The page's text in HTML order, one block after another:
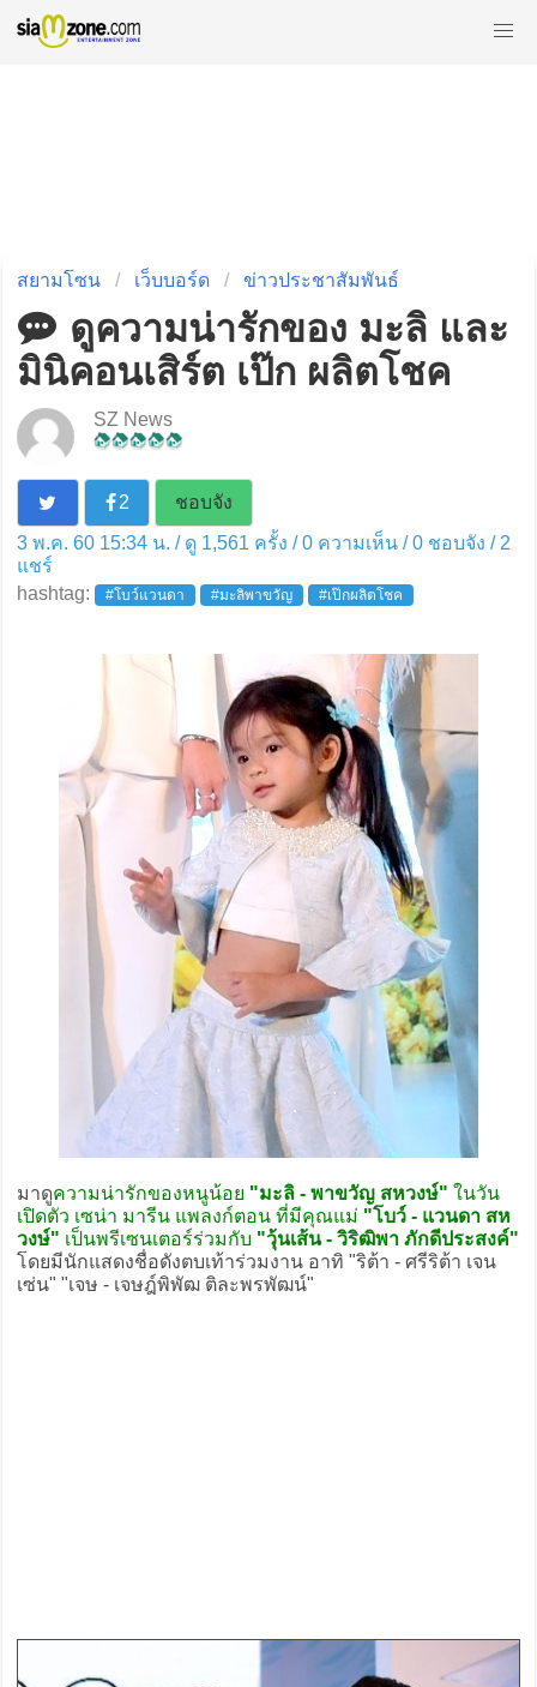
สยามโซน เว็บบอร์ด ข่าวประชาสัมพันธ์
ดูความน่ารักของ มะลิ และ
มินิคอนเสิร์ต เป๊ก ผลิตโชค
SZ News
2
ชอบจัง
3 พ.ค. 60 15:34 น. / ดู 1,561 ครั้ง / 0 ความเห็น /0ชอบจัง / 2
แชร์
hashtag:
#โบว์แวนดา #มะลิพาขวัญ #เป๊กผลิตโชค
มาดูความน่ารักของหนูน้อย "มะลิ - พาขวัญ สหวงษ์" ในวัน
เปิดตัว เซน่า มารีน แพลงก์ตอน ที่มีคุณแม่ "โบว์ - แวนดา สห
วงษ์" เป็นพรีเซนเตอร์ร่วมกับ "วุ้นเส้น - วิริฒิพา ภักดีประสงค์"
โดยมีนักแสดงชื่อดังตบเท้าร่วมงาน อาทิ "ริต้า - ศรีริต้า เจน
เซ่น" "เจษ - เจษฎ์พิพัฒ ติละพรพัฒน์"